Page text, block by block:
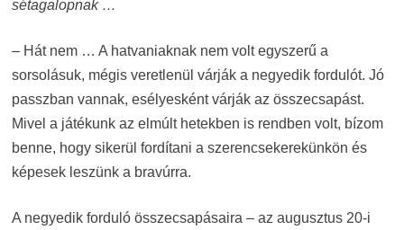
sétagalopnak …
– Hát nem … A hatvaniaknak nem volt egyszerű a
sorsolásuk, mégis veretlenül várják a negyedik fordulót. Jó
passzban vannak, esélyesként várják az összecsapást.
Mivel a játékunk az elmúlt hetekben is rendben volt, bízom
benne, hogy sikerül fordítani a szerencsekerekünkön és
képesek leszünk a bravúrra.
A negyedik forduló összecsapásaira – az augusztus 20-i